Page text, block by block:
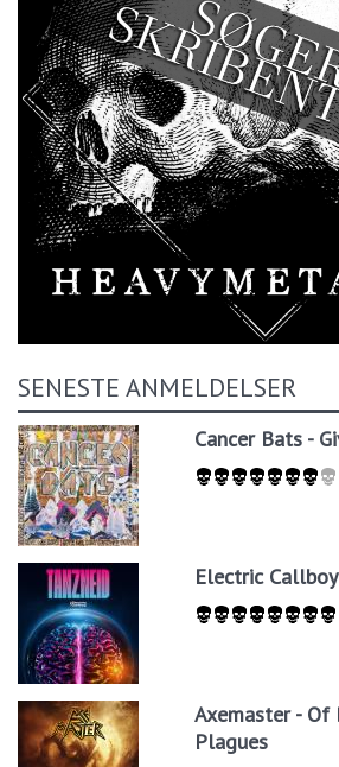
SENESTE ANMELDELSER
Cancer Bats -
Electric
Axemaster - Of
Plagues